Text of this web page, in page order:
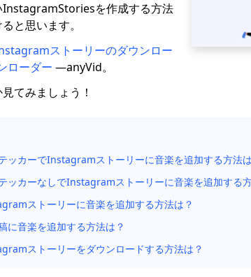
InstagramStoriesを作成する方法
と思います。
ストーリーのダウンロー
ローダー —anyVid。
てみましょう！
ッカーでInstagramストーリーに音楽を追加する方法
ッカーなしでInstagramストーリーに音楽を追加する
ストーリーに音楽を追加する方法は？
音楽を追加する方法は？
ストーリーをダウンロードする方法は？